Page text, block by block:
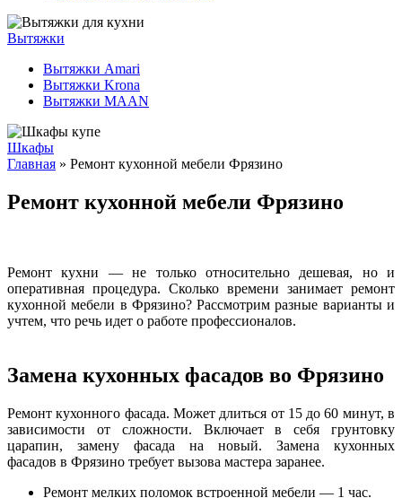
Вытяжки
Вытяжки Amari
Вытяжки Krona
Вытяжки MAAN
Шкафы
Главная » Ремонт кухонной мебели Фрязино
Ремонт кухонной мебели Фрязино
Ремонт кухни — не только относительно дешевая, но и
оперативная процедура. Сколько времени занимает ремонт
кухонной мебели в Фрязино? Рассмотрим разные варианты и
учтем, что речь идет о работе профессионалов.
Замена кухонных фасадов во Фрязино
Ремонт кухонного фасада. Может длиться от 15 до 60 минут, в
зависимости от сложности. Включает в себя грунтовку
царапин, замену фасада на новый. Замена кухонных
фасадов в Фрязино требует вызова мастера заранее.
Ремонт мелких поломок встроенной мебели — 1 час.